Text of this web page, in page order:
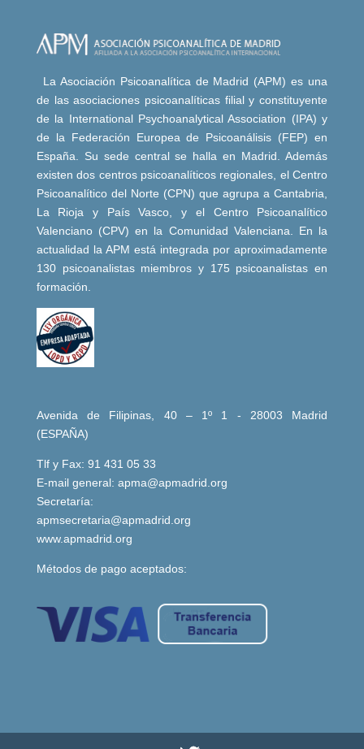
La Asociación Psicoanalítica de Madrid (APM) es una
de las asociaciones psicoanalíticas filial y constituyente
de la International Psychoanalytical Association (IPA) y
de la Federación Europea de Psicoanálisis (FEP) en
España. Su sede central se halla en Madrid. Además
existen dos centros psicoanalíticos regionales, el Centro
Psicoanalítico del Norte (CPN) que agrupa a Cantabria,
La Rioja y País Vasco, y el Centro Psicoanalítico
Valenciano (CPV) en la Comunidad Valenciana. En la
actualidad la APM está integrada por aproximadamente
130 psicoanalistas miembros y 175 psicoanalistas en
formación.
Avenida de Filipinas, 40 – 1º 1 - 28003 Madrid
(ESPAÑA)
Tlf y Fax: 91 431 05 33
E-mail general: apma@apmadrid.org
Secretaría:
apmsecretaria@apmadrid.org
www.apmadrid.org
Métodos de pago aceptados: